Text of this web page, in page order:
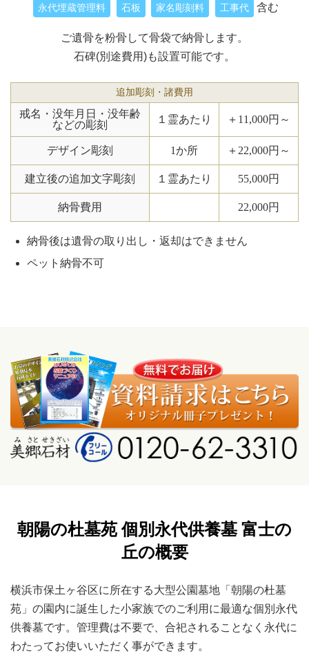
永代埋蔵管理料 石板 家名彫刻料 工事代 含む
ご遺骨を粉骨して骨袋で納骨します。
石碑(別途費用)も設置可能です。
追加彫刻・諸費用
戒名・没年月日・没年齢
などの彫刻
１霊あたり ＋11,000円～
デザイン彫刻 1か所 ＋22,000円～
建立後の追加文字彫刻 １霊あたり 55,000円
納骨費用 22,000円
納骨後は遺骨の取り出し・返却はできません
ペット納骨不可
朝陽の杜墓苑 個別永代供養墓 富士の
丘の概要
横浜市保土ヶ谷区に所在する大型公園墓地「朝陽の杜墓
苑」の園内に誕生した小家族でのご利用に最適な個別永代
供養墓です。管理費は不要で、合祀されることなく永代に
わたってお使いいただく事ができます。